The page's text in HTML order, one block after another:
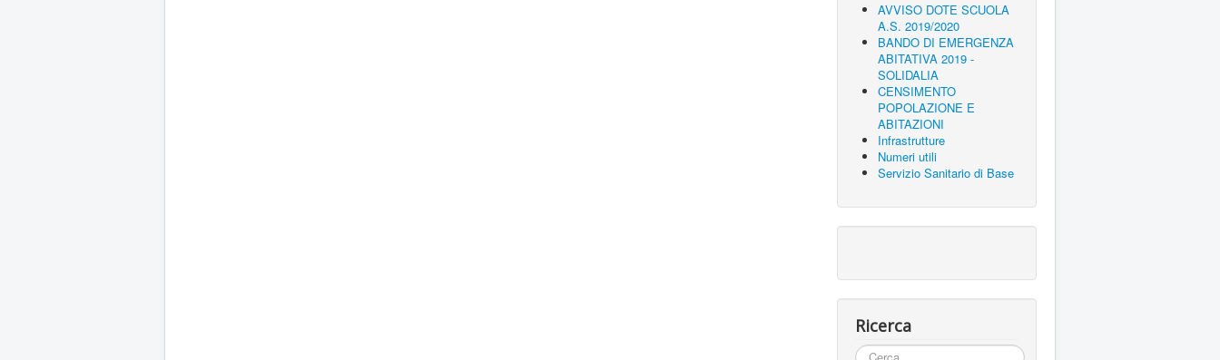
AVVISO DOTE SCUOLA
A.S. 2019/2020
BANDO DI EMERGENZA
ABITATIVA 2019 -
SOLIDALIA
CENSIMENTO
POPOLAZIONE E
ABITAZIONI
Infrastrutture
Numeri utili
Servizio Sanitario di Base
Ricerca
Cerca...